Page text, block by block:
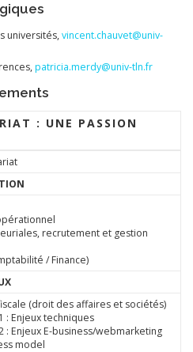
universités,vincent.chauvet@univ-
patricia.merdy@univ-tln.fr
: UNE PASSION
recrutement et gestion
/ Finance)
(droit des affaires et sociétés)
: Enjeux techniques
: Enjeux E-business/webmarketing
model